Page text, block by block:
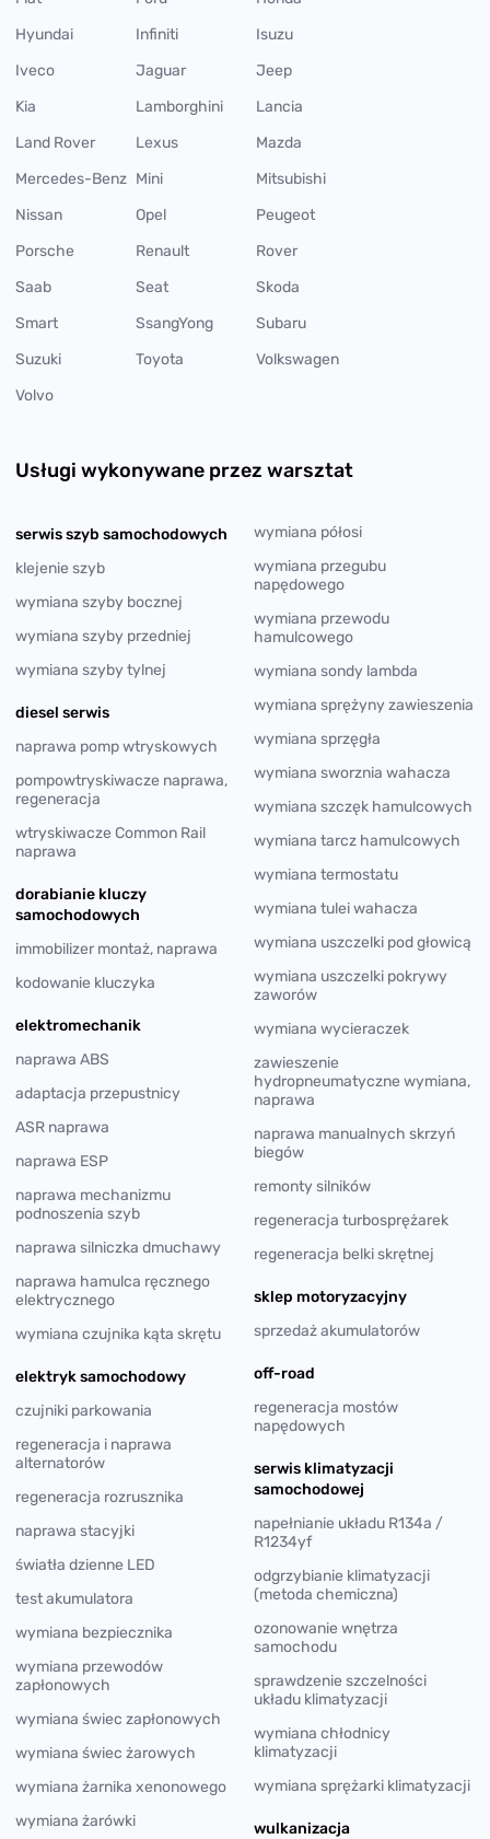
Hyundai
Infiniti
Isuzu
Iveco
Jaguar
Jeep
Kia
Lamborghini
Lancia
Land Rover
Lexus
Mazda
Mercedes-Benz Mini
Mitsubishi
Nissan
Opel
Peugeot
Porsche
Renault
Rover
Saab
Seat
Skoda
Smart
SsangYong
Subaru
Suzuki
Toyota
Volkswagen
Volvo
Usługi wykonywane przez warsztat
serwis szyb samochodowych
klejenie szyb
wymiana szyby bocznej
wymiana szyby przedniej
wymiana szyby tylnej
diesel serwis
naprawa pomp wtryskowych
pompowtryskiwacze naprawa,
regeneracja
wtryskiwacze Common Rail
naprawa
dorabianie kluczy
samochodowych
immobilizer montaż, naprawa
kodowanie kluczyka
elektromechanik
naprawa ABS
adaptacja przepustnicy
ASR naprawa
naprawa ESP
naprawa mechanizmu
podnoszenia szyb
naprawa silniczka dmuchawy
naprawa hamulca ręcznego
elektrycznego
wymiana czujnika kąta skrętu
elektryk samochodowy
czujniki parkowania
regeneracja i naprawa
alternatorów
regeneracja rozrusznika
naprawa stacyjki
światła dzienne LED
test akumulatora
wymiana bezpiecznika
wymiana przewodów
zapłonowych
wymiana świec zapłonowych
wymiana świec żarowych
wymiana żarnika xenonowego
wymiana żarówki
wymiana półosi
wymiana przegubu
napędowego
wymiana przewodu
hamulcowego
wymiana sondy lambda
wymiana sprężyny zawieszenia
wymiana sprzęgła
wymiana sworznia wahacza
wymiana szczęk hamulcowych
wymiana tarcz hamulcowych
wymiana termostatu
wymiana tulei wahacza
wymiana uszczelki pod głowicą
wymiana uszczelki pokrywy
zaworów
wymiana wycieraczek
zawieszenie
hydropneumatyczne wymiana,
naprawa
naprawa manualnych skrzyń
biegów
remonty silników
regeneracja turbosprężarek
regeneracja belki skrętnej
sklep motoryzacyjny
sprzedaż akumulatorów
off-road
regeneracja mostów
napędowych
serwis klimatyzacji
samochodowej
napełnianie układu R134a /
R1234yf
odgrzybianie klimatyzacji
(metoda chemiczna)
ozonowanie wnętrza
samochodu
sprawdzenie szczelności
układu klimatyzacji
wymiana chłodnicy
klimatyzacji
wymiana sprężarki klimatyzacji
wulkanizacja